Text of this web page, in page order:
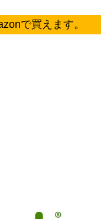
で買えます。